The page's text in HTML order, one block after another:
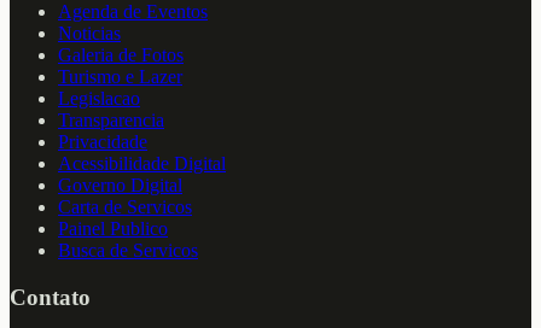
Agenda de Eventos
Noticias
Galeria de Fotos
Turismo e Lazer
Legislacao
Transparencia
Privacidade
Acessibilidade Digital
Governo Digital
Carta de Servicos
Painel Publico
Busca de Servicos
Contato